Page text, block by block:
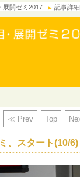
展開ゼミ2017 記事詳細
≪ Prev Top
、スタート(10/